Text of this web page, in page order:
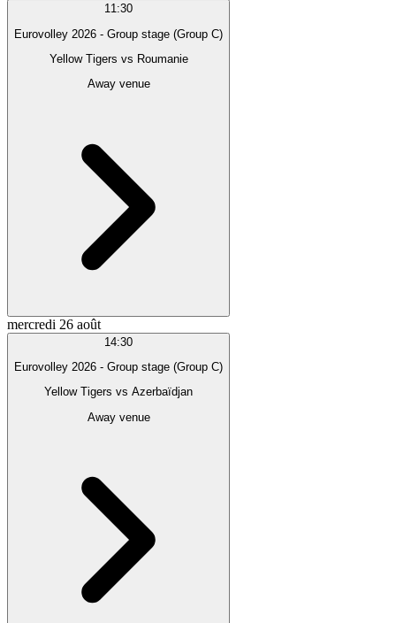
11:30
Eurovolley 2026 - Group stage (Group C)
Yellow Tigers vs Roumanie
Away venue
mercredi 26 août
14:30
Eurovolley 2026 - Group stage (Group C)
Yellow Tigers vs Azerbaïdjan
Away venue